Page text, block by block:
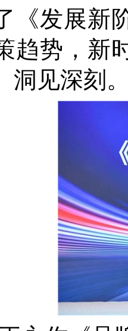
《发展新
趋势，新
洞见深刻